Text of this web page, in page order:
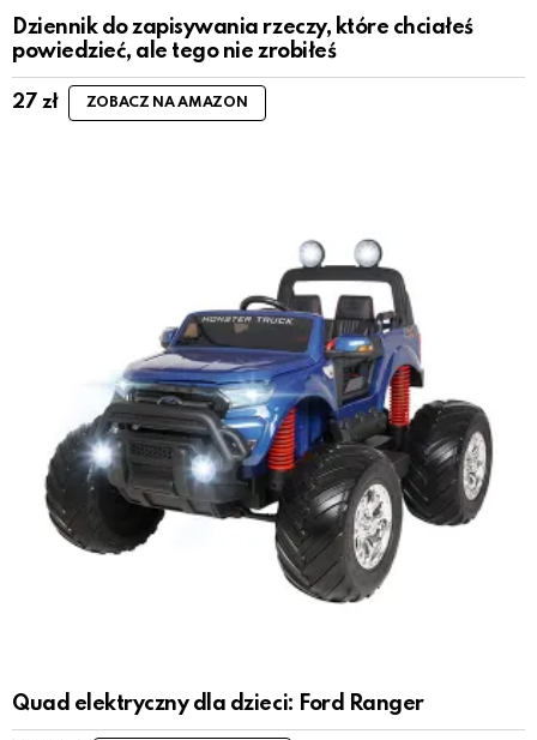
Dziennik do zapisywania rzeczy, które chciałeś
powiedzieć, ale tego nie zrobiłeś
27 zł ZOBACZ NA AMAZON
Quad elektryczny dla dzieci: Ford Ranger